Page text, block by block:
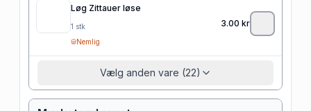
Løg Zittauer løse
1 stk
Nemlig
3.00 kr
Vælg anden vare (22)